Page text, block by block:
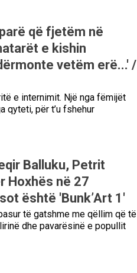
që fjetëm në
e kishin
vetëm erë...' /
e internimit. Një nga fëmijët
qyteti, për t’u fshehur
Balluku, Petrit
Hoxhës në 27
është 'Bunk’Art 1'
të gatshme me qëllim që të
dhe pavarësinë e popullit